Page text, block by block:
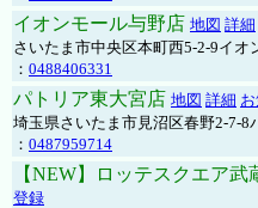
イオンモール与野店 地図 詳細
さいたま市中央区本町西5-2-9イオ
： 0488406331
パトリア東大宮店 地図 詳細
埼玉県さいたま市見沼区春野2-7-8
： 0487959714
【NEW】ロッテスクエア武
登録